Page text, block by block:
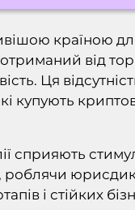
країною
від
Ця
купують
сприяють
роблячи
і стійких